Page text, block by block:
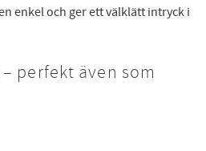
enkel och ger ett välklätt intryck i
perfekt även som